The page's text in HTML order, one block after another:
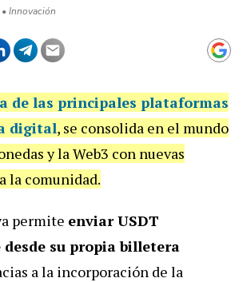
Innovación
de las principales plataformas
digital, se consolida en el mundo
y la Web3 con nuevas
la comunidad.
permite enviar USDT
su propia billetera
a la incorporación de la